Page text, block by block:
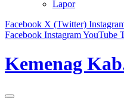
Lapor
Facebook X (Twitter)
Facebook InstagramYouTube
Kemenag